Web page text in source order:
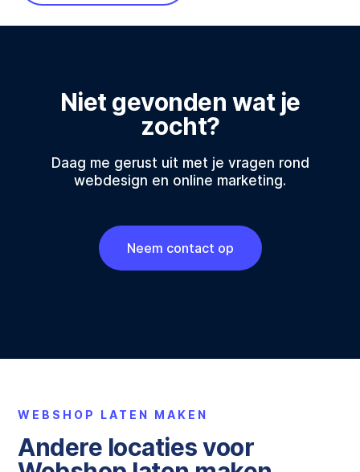
Niet gevonden wat je
zocht?
Daag me gerust uit met je vragen rond
webdesign en online marketing.
Neem contact op
WEBSHOP LATEN MAKEN
Andere locaties voor